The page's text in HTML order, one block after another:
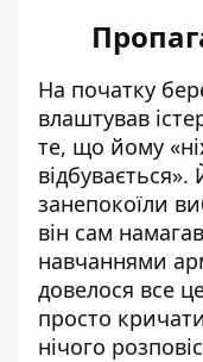
На початку
влаштував
те, що йому
відбувається».
занепокоїли
він сам
навчаннями
довелося все
просто
нічого